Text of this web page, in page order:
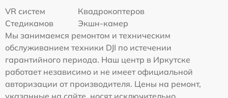
VR систем
Квадрокоптеров
Стедикамов
Экшн-камер
Мы занимаемся ремонтом и техническим
обслуживанием техники DJI по истечении
гарантийного периода. Наш центр в Иркутске
работает независимо и не имеет официальной
авторизации от производителя. Цены на ремонт,
указанные на сайте, носят исключительно